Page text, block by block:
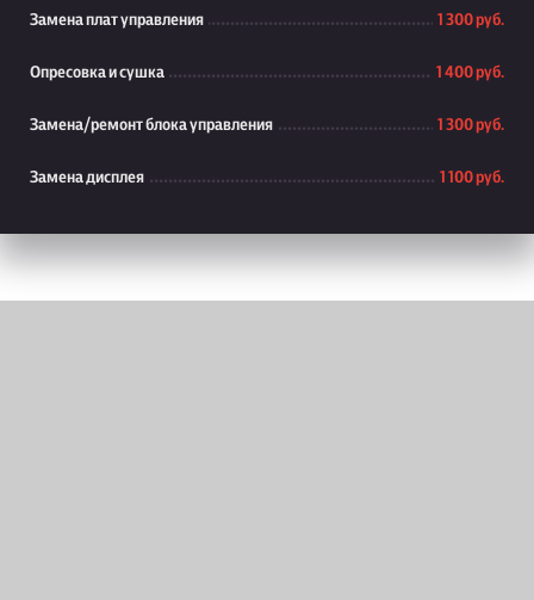
Замена плат управления 1 300 руб.
Опресовка и сушка 1 400 руб.
Замена/ремонт блока управления 1 300 руб.
Замена дисплея 1 100 руб.